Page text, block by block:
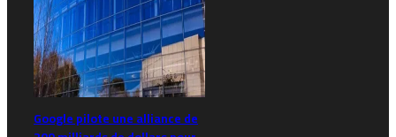
Google pilote une alliance de